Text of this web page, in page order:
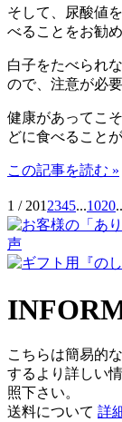
そして、尿酸値
べることをお勧め
白子をたべられ
ので、注意が必
健康があってこ
どに食べること
この記事を読む »
1 / 2012345...1020
こちらは簡易的
するより詳しい情
照下さい。
送料について 詳